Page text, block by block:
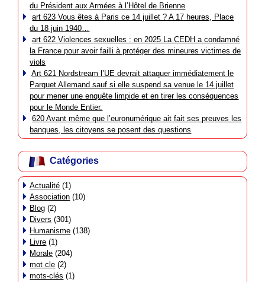
du Président aux Armées à l’Hôtel de Brienne
art 623 Vous êtes à Paris ce 14 juillet ? A 17 heures, Place
du 18 juin 1940…
art 622 Violences sexuelles : en 2025 La CEDH a condamné
la France pour avoir failli à protéger des mineures victimes de
viols
Art 621 Nordstream l’UE devrait attaquer immédiatement le
Parquet Allemand sauf si elle suspend sa venue le 14 juillet
pour mener une enquête limpide et en tirer les conséquences
pour le Monde Entier.
620 Avant même que l’euronumérique ait fait ses preuves les
banques, les citoyens se posent des questions
Catégories
Actualité (1)
Association (10)
Blog (2)
Divers (301)
Humanisme (138)
Livre (1)
Morale (204)
mot cle (2)
mots-clés (1)